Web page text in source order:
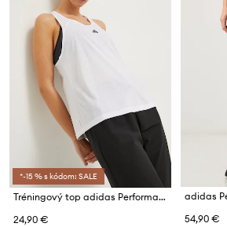
*-15 % s kódom: SALE
Tréningový top adidas Performance TR-ES Train Essentials
24,90 €
54,90 €